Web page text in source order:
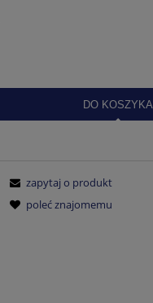
DO KOSZYKA
zapytaj o produkt
poleć znajomemu